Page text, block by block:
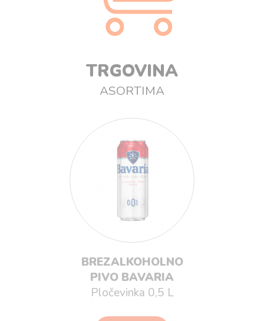
TRGOVINA
ASORTIMA
BREZALKOHOLNO
PIVO BAVARIA
Pločevinka 0,5 L